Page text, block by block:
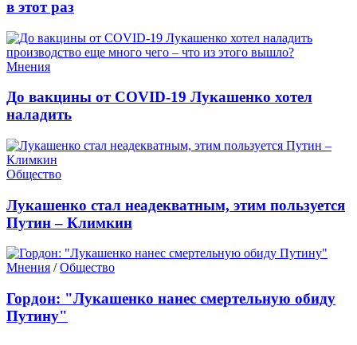
в этот раз
Мнения
До вакцины от COVID-19 Лукашенко хотел
наладить
Общество
Лукашенко стал неадекватным, этим пользуется
Путин – Климкин
Мнения /Общество
Гордон: "Лукашенко нанес смертельную обиду
Путину"